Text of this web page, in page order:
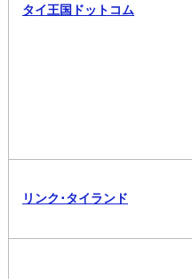
タイ王国ドットコム
リンク･タイランド